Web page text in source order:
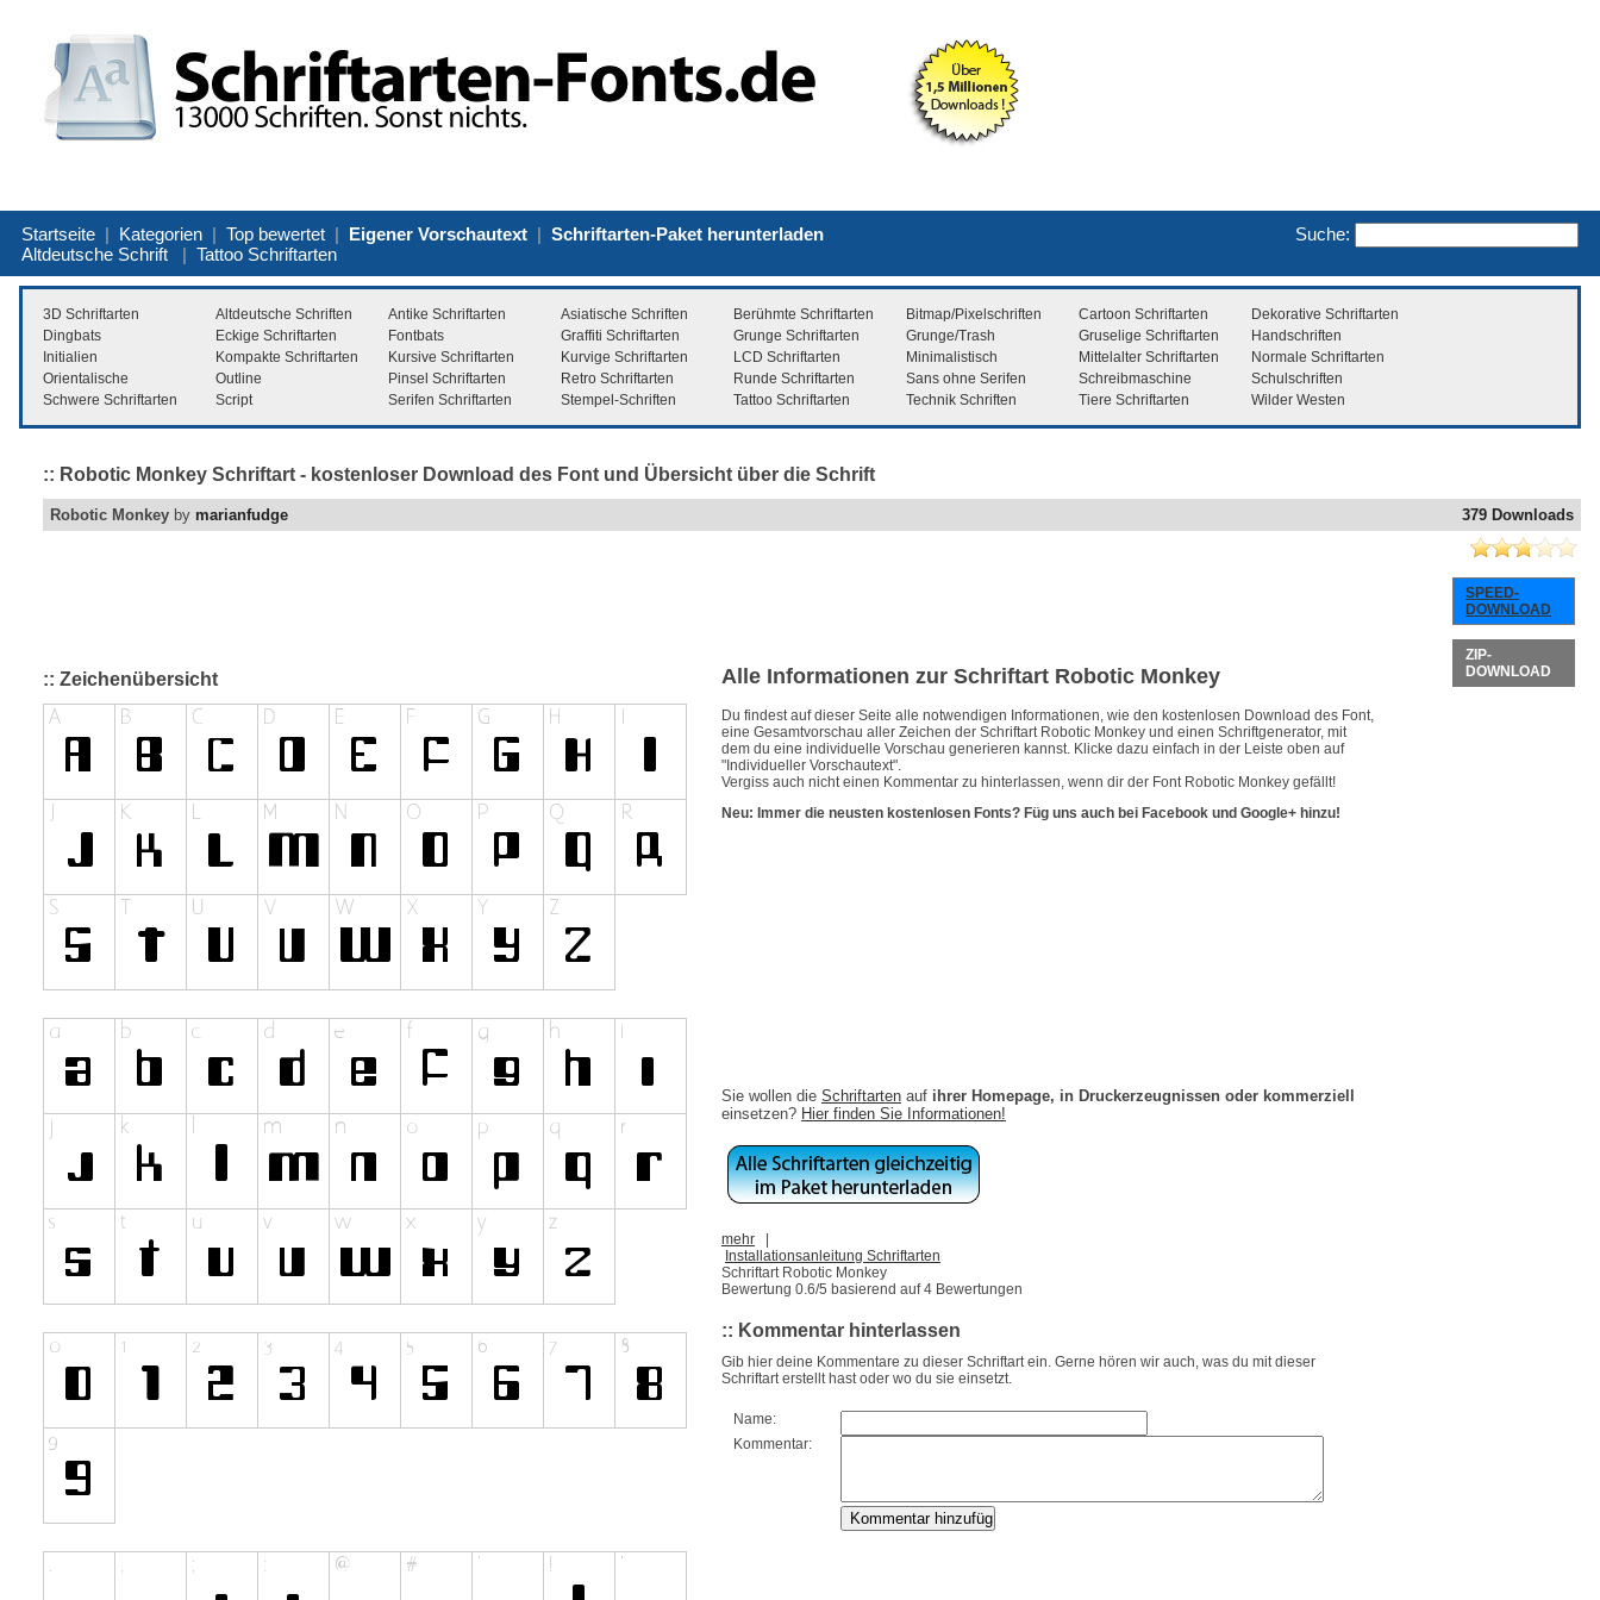
Suche:
Startseite | Kategorien | Top bewertet | Eigener Vorschautext | Schriftarten-Paket herunterladen
Altdeutsche Schrift | Tattoo Schriftarten
3D Schriftarten Altdeutsche Schriften Antike Schriftarten Asiatische Schriften Berühmte Schriftarten Bitmap/Pixelschriften Cartoon Schriftarten
Dekorative Schriftarten
Dingbats
Eckige Schriftarten Fontbats Graffiti Schriftarten Grunge Schriftarten Grunge/Trash Gruselige Schriftarten
Handschriften
Initialien
Kompakte Schriftarten Kursive Schriftarten Kurvige Schriftarten LCD Schriftarten Minimalistisch Mittelalter Schriftarten
Normale Schriftarten
Orientalische
Outline Pinsel Schriftarten Retro Schriftarten Runde Schriftarten Sans ohne Serifen Schreibmaschine
Schulschriften
Schwere Schriftarten
Script Serifen Schriftarten Stempel-Schriften Tattoo Schriftarten Technik Schriften Tiere Schriftarten Wilder Westen
:: Robotic Monkey Schriftart - kostenloser Download des Font und Übersicht über die Schrift
379 Downloads
Robotic Monkey by marianfudge
SPEED-
DOWNLOAD
ZIP-
DOWNLOAD
:: Zeichenübersicht Alle Informationen zur Schriftart Robotic Monkey
Du findest auf dieser Seite alle notwendigen Informationen, wie den kostenlosen Download des Font,
eine Gesamtvorschau aller Zeichen der Schriftart Robotic Monkey und einen Schriftgenerator, mit
dem du eine individuelle Vorschau generieren kannst. Klicke dazu einfach in der Leiste oben auf
"Individueller Vorschautext".
Vergiss auch nicht einen Kommentar zu hinterlassen, wenn dir der Font Robotic Monkey gefällt!
Neu: Immer die neusten kostenlosen Fonts? Füg uns auch bei Facebook und Google+ hinzu!
Sie wollen die Schriftarten auf ihrer Homepage, in Druckerzeugnissen oder kommerziell
einsetzen? Hier finden Sie Informationen!
mehr
Installationsanleitung Schriftarten
Schriftart Robotic Monkey
Bewertung 0.6/5 basierend auf4 Bewertungen
:: Kommentar hinterlassen
Gib hier deine Kommentare zu dieser Schriftart ein. Gerne hören wir auch, was du mit dieser
Schriftart erstellt hast oder wo du sie einsetzt.
Name:
Kommentar: